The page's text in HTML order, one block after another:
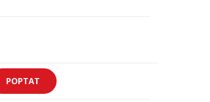
POPTAT